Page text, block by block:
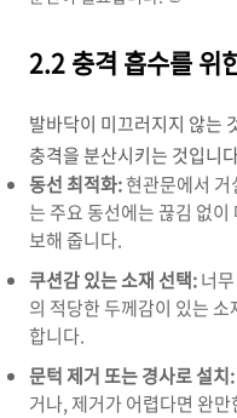
2.2 충격 흡수를 위
발바닥이 미끄러지지 않는
충격을 분산시키는 것입니
동선 최적화:현관문에서 거
는 주요 동선에는 끊김 없
보해 줍니다.
쿠션감 있는 소재 선택:너
의 적당한 두께감이 있는
합니다.
문턱 제거 또는 경사로 설치:
거나, 제거가 어렵다면 완